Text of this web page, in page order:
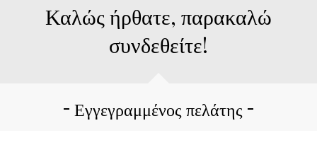
Καλώς ήρθατε, παρακαλώ
συνδεθείτε!
Εγγεγραμμένος πελάτης